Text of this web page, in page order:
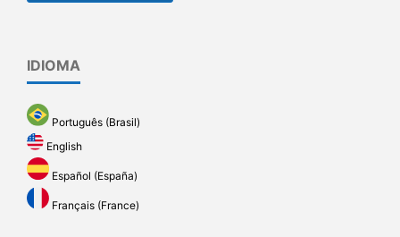
IDIOMA
Português (Brasil)
English
Español (España)
Français (France)